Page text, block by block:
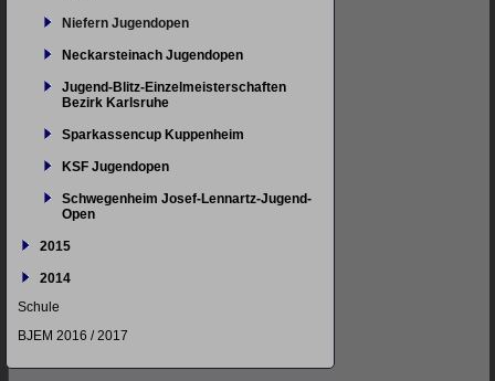
Niefern Jugendopen
Neckarsteinach Jugendopen
Jugend-Blitz-Einzelmeisterschaften
Bezirk Karlsruhe
Sparkassencup Kuppenheim
KSF Jugendopen
Schwegenheim Josef-Lennartz-Jugend-
Open
2015
2014
Schule
BJEM 2016 / 2017